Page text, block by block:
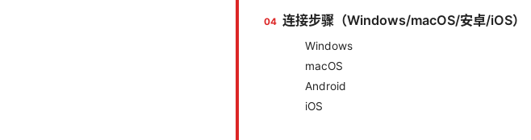
连接步骤（Windows/macOS/安卓/iOS）
Windows
macOS
Android
iOS